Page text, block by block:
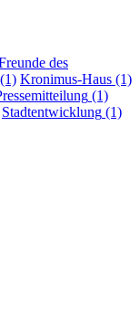
des
(1) Kronimus-Haus (1)
(1)
Stadtentwicklung (1)